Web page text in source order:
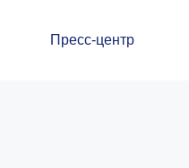
Пресс-центр